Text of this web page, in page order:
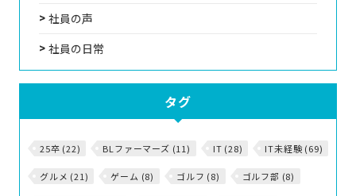
社員の声
社員の日常
タグ
25卒 (22) BLファーマーズ (11) IT (28) IT未経験 (69)
グルメ (21) ゲーム (8) ゴルフ (8) ゴルフ部 (8)